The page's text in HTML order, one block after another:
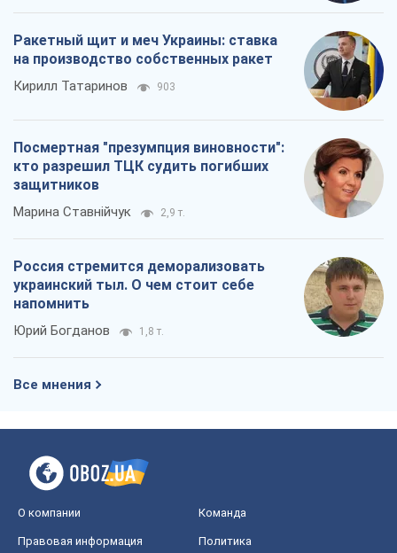
Ракетный щит и меч Украины: ставка
на производство собственных ракет
Кирилл Татаринов 903
Посмертная "презумпция виновности":
кто разрешил ТЦК судить погибших
защитников
Марина Ставнійчук 2,9 т.
Россия стремится деморализовать
украинский тыл. О чем стоит себе
напомнить
Юрий Богданов 1,8 т.
Все мнения
О компании Команда
Правовая информация
Политика